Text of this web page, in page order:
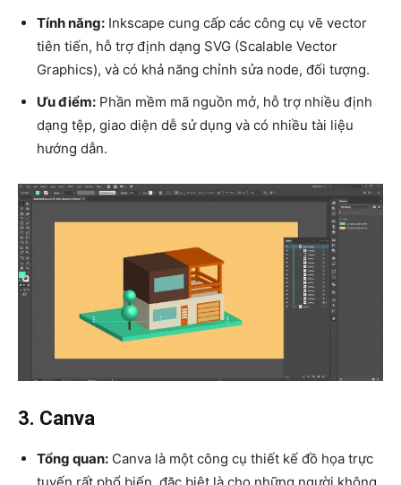
Tính năng: Inkscape cung cấp các công cụ vẽ vector
tiên tiến, hỗ trợ định dạng SVG (Scalable Vector
Graphics), và có khả năng chỉnh sửa node, đối tượng.
Ưu điểm: Phần mềm mã nguồn mở, hỗ trợ nhiều định
dạng tệp, giao diện dễ sử dụng và có nhiều tài liệu
hướng dẫn.
3. Canva
Tổng quan: Canva là một công cụ thiết kế đồ họa trực